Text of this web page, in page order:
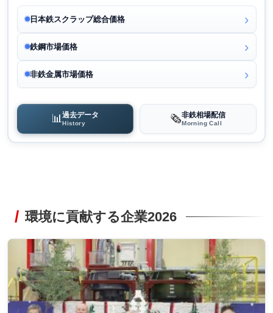
日本鉄スクラップ総合価格
鉄鋼市場価格
非鉄金属市場価格
📊過去データ
History 🗞️非鉄相場配信
Morning Call
環境に貢献する企業2026